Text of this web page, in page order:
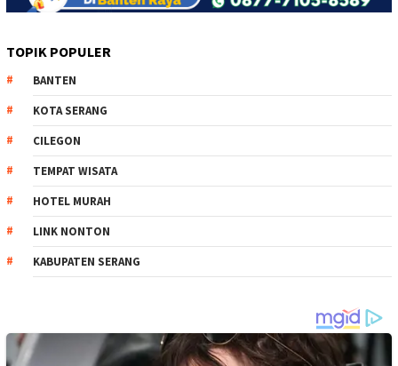
TOPIK POPULER
BANTEN
KOTA SERANG
CILEGON
TEMPAT WISATA
HOTEL MURAH
LINK NONTON
KABUPATEN SERANG